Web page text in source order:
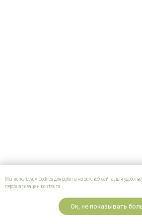
Мы используем Cookies для работы нашего веб-сайта, для
персонализации контента.
Ок, не показывать